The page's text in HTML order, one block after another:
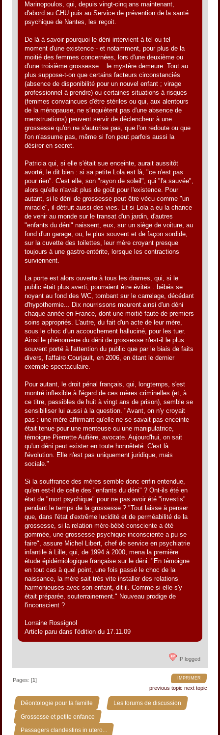
Marinopoulos, qui, depuis vingt-cinq ans maintenant,
d'abord au CHU puis au Service de prévention de la santé
psychique de Nantes, les reçoit.
De là à savoir pourquoi le déni intervient à tel ou tel
moment d'une existence - et notamment, pour plus de la
moitié des femmes concernées, lors d'une deuxième ou
d'une troisième grossesse... le mystère demeure. Tout au
plus suppose-t-on que certains facteurs circonstanciés
(absence de disponibilité pour un nouvel enfant ; virage
professionnel à prendre) ou certaines situations à risques
(femmes convaincues d'être stériles ou qui, aux alentours
de la ménopause, ne s'inquiètent pas d'une absence de
menstruations) peuvent servir de déclencheur à une
grossesse qu'on ne s'autorise pas, que l'on redoute ou que
l'on n'assume pas, même si l'on peut parfois aussi la
désirer en secret.
Patricia qui, si elle s'était sue enceinte, aurait aussitôt
avorté, le dit bien : si sa petite Lola est là, "ce n'est pas
pour rien". C'est elle, son "rayon de soleil", qui "l'a sauvée",
alors qu'elle n'avait plus de goût pour l'existence. Pour
autant, si le déni de grossesse peut être vécu comme "un
miracle", il détruit aussi des vies. Et si Lola a eu la chance
de venir au monde sur le transat d'un jardin, d'autres
"enfants du déni" naissent, eux, sur un siège de voiture, au
fond d'un garage, ou, le plus souvent et de façon sordide,
sur la cuvette des toilettes, leur mère croyant presque
toujours à une gastro-entérite, lorsque les contractions
surviennent.
La porte est alors ouverte à tous les drames, qui, si le
public était plus averti, pourraient être évités : bébés se
noyant au fond des WC, tombant sur le carrelage, décédant
d'hypothermie... Dix nourrissons meurent ainsi d'un déni
chaque année en France, dont une moitié faute de premiers
soins appropriés. L'autre, du fait d'un acte de leur mère,
sous le choc d'un accouchement halluciné, pour les tuer.
Ainsi le phénomène du déni de grossesse n'est-il le plus
souvent porté à l'attention du public que par le biais de faits
divers, l'affaire Courjault, en 2006, en étant le dernier
exemple spectaculaire.
Pour autant, le droit pénal français, qui, longtemps, s'est
montré inflexible à l'égard de ces mères criminelles (et, à
ce titre, passibles de huit à vingt ans de prison), semble se
sensibiliser lui aussi à la question. "Avant, on n'y croyait
pas : une mère affirmant qu'elle ne se savait pas enceinte
était tenue pour une menteuse ou une manipulatrice,
témoigne Pierrette Aufière, avocate. Aujourd'hui, on sait
qu'un déni peut exister en toute honnêteté. C'est là
l'évolution. Elle n'est pas uniquement juridique, mais
sociale."
Si la souffrance des mères semble donc enfin entendue,
qu'en est-il de celle des "enfants du déni" ? Ont-ils été en
état de "mort psychique" pour ne pas avoir été "investis"
pendant le temps de la grossesse ? "Tout laisse à penser
que, dans l'état d'extrême lucidité et de perméabilité de la
grossesse, si la relation mère-bébé consciente a été
gommée, une grossesse psychique inconsciente a pu se
faire", assure Michel Libert, chef de service en psychiatrie
infantile à Lille, qui, de 1994 à 2000, mena la première
étude épidémiologique française sur le déni. "En témoigne
en tout cas à quel point, une fois passé le choc de la
naissance, la mère sait très vite installer des relations
harmonieuses avec son enfant, dit-il. Comme si elle s'y
était préparée, souterrainement." Nouveau prodige de
l'inconscient ?
Lorraine Rossignol
Article paru dans l'édition du 17.11.09
IP logged
IMPRIMER
Pages: [1]
previous topic next topic
Déontologie pour la famille » Les forums de discussion »
Grossesse et petite enfance »
Passagers clandestins in utero...